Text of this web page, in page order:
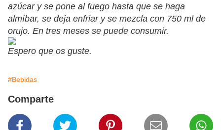
azúcar y se pone al fuego hasta que se haga
almíbar, se deja enfriar y se mezcla con 750 ml de
orujo. En tres meses se puede consumir.
Espero que os guste.
#Bebidas
Comparte